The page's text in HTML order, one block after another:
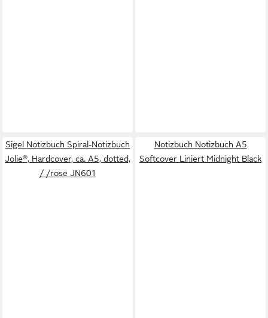
Sigel Notizbuch Spiral-Notizbuch
Jolie®, Hardcover, ca. A5, dotted,
/ /rose JN601
Notizbuch Notizbuch A5
Softcover Liniert Midnight Black